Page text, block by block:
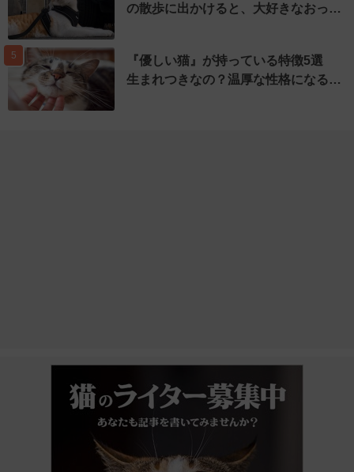
の散歩に出かけると、大好きなおっ…
5
『優しい猫』が持っている特徴5選
生まれつきなの？温厚な性格になる…